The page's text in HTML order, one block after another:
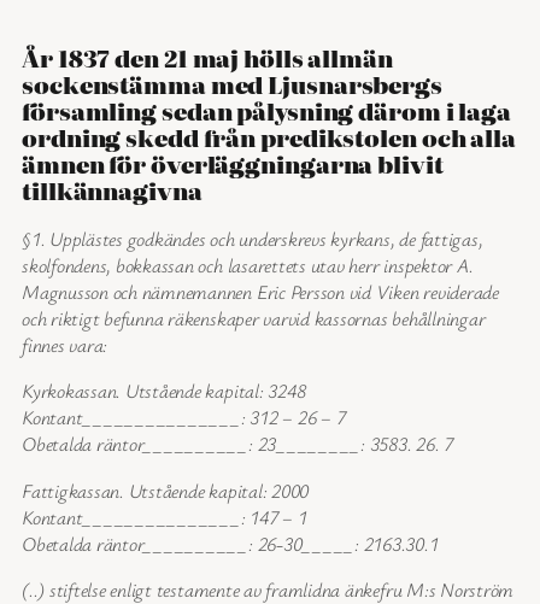
År 1837 den 21 maj hölls allmän
sockenstämma med Ljusnarsbergs
församling sedan pålysning därom i laga
ordning skedd från predikstolen och alla
ämnen för överläggningarna blivit
tillkännagivna
§1. Upplästes godkändes och underskrevs kyrkans, de fattigas,
skolfondens, bokkassan och lasarettets utav herr inspektor A.
Magnusson och nämnemannen Eric Persson vid Viken reviderade
och riktigt befunna räkenskaper varvid kassornas behållningar
finnes vara:
Kyrkokassan. Utstående kapital: 3248
Kontant_______________: 312 – 26 – 7
Obetalda räntor__________: 23________: 3583. 26. 7
Fattigkassan. Utstående kapital: 2000
Kontant_______________: 147 – 1
Obetalda räntor__________: 26-30_____: 2163.30.1
(..) stiftelse enligt testamente av framlidna änkefru M:s Norström